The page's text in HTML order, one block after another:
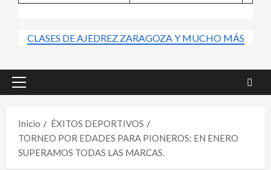
CLASES DE AJEDREZ ZARAGOZA Y MUCHO MÁS
Menú
Inicio
ÉXITOS DEPORTIVOS
TORNEO POR EDADES PARA PIONEROS: EN ENERO
SUPERAMOS TODAS LAS MARCAS.